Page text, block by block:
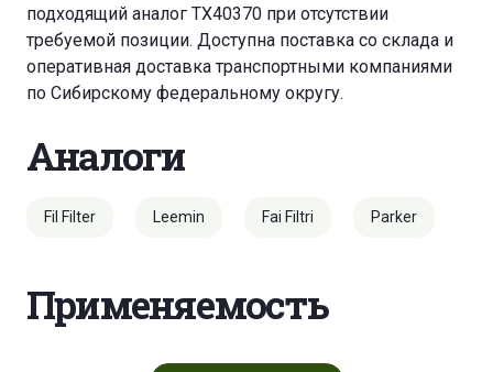
подходящий аналог TX40370 при отсутствии
требуемой позиции. Доступна поставка со склада и
оперативная доставка транспортными компаниями
по Сибирскому федеральному округу.
Аналоги
Fil Filter Leemin Fai Filtri Parker
Применяемость